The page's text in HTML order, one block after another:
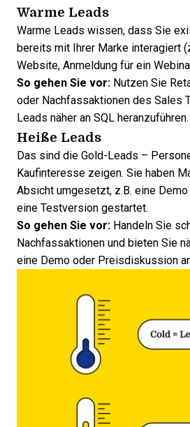
Warme Leads
Warme Leads wissen, dass Sie
bereits mit Ihrer Marke interagiert
Website, Anmeldung für ein
So gehen Sie vor: Nutzen Sie
oder Nachfassaktionen des Sales
Leads näher an SQL heranzuführen.
Heiße Leads
Das sind die Gold-Leads –
Kaufinteresse zeigen. Sie haben
Absicht umgesetzt, z.B. eine
eine Testversion gestartet.
So gehen Sie vor: Handeln Sie
Nachfassaktionen und bieten Sie
eine Demo oder Preisdiskussion